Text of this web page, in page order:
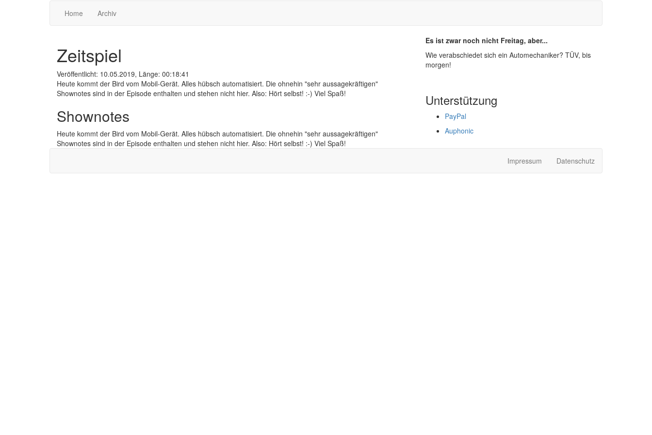
Home Archiv
Zeitspiel
Veröffentlicht: 10.05.2019, Länge: 00:18:41
Heute kommt der Bird vom Mobil-Gerät. Alles hübsch automatisiert. Die ohnehin "sehr aussagekräftigen"
Shownotes sind in der Episode enthalten und stehen nicht hier. Also: Hört selbst! :-) Viel Spaß!
Shownotes
Heute kommt der Bird vom Mobil-Gerät. Alles hübsch automatisiert. Die ohnehin "sehr aussagekräftigen"
Shownotes sind in der Episode enthalten und stehen nicht hier. Also: Hört selbst! :-) Viel Spaß!
Es ist zwar noch nicht Freitag, aber...
Wie verabschiedet sich ein Automechaniker? TÜV, bis
morgen!
Unterstützung
PayPal
Auphonic
Impressum Datenschutz